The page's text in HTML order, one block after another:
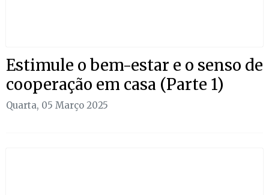
Estimule o bem-estar e o senso de
cooperação em casa (Parte 1)
Quarta, 05 Março 2025